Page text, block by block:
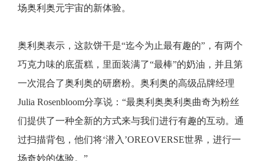
场奥利奥元宇宙的新体验。
奥利奥表示，这款饼干是“迄今为止最有趣的”，有两个
巧克力味的底蛋糕，里面装满了“最棒”的奶油，并且第
一次混合了奥利奥的研磨粉。奥利奥的高级品牌经理
Julia Rosenbloom分享说：“最奥利奥奥利奥曲奇为粉丝
们提供了一种全新的方式来与我们进行有趣的互动。通
过扫描背包，他们将‘潜入’OREOVERSE世界，进行一
场奇妙的体验。”